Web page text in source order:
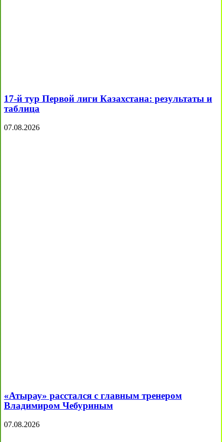
17-й тур Первой лиги Казахстана: результаты и
таблица
07.08.2026
«Атырау» расстался с главным тренером
Владимиром Чебуриным
07.08.2026